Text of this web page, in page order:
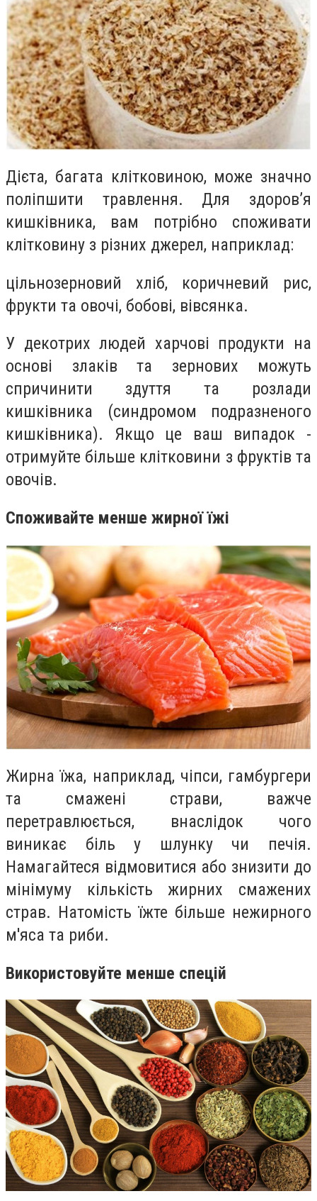
Дієта, багата клітковиною, може значно
поліпшити травлення. Для здоров’я
кишківника, вам потрібно споживати
клітковину з різних джерел, наприклад:
цільнозерновий хліб, коричневий рис,
фрукти та овочі, бобові, вівсянка.
У декотрих людей харчові продукти на
основі злаків та зернових можуть
спричинити здуття та розлади
кишківника (синдромом подразненого
кишківника). Якщо це ваш випадок -
отримуйте більше клітковини з фруктів та
овочів.
Споживайте менше жирної їжі
Жирна їжа, наприклад, чіпси, гамбургери
та смажені страви, важче
перетравлюється, внаслідок чого
виникає біль у шлунку чи печія.
Намагайтеся відмовитися або знизити до
мінімуму кількість жирних смажених
страв. Натомість їжте більше нежирного
м'яса та риби.
Використовуйте менше спецій